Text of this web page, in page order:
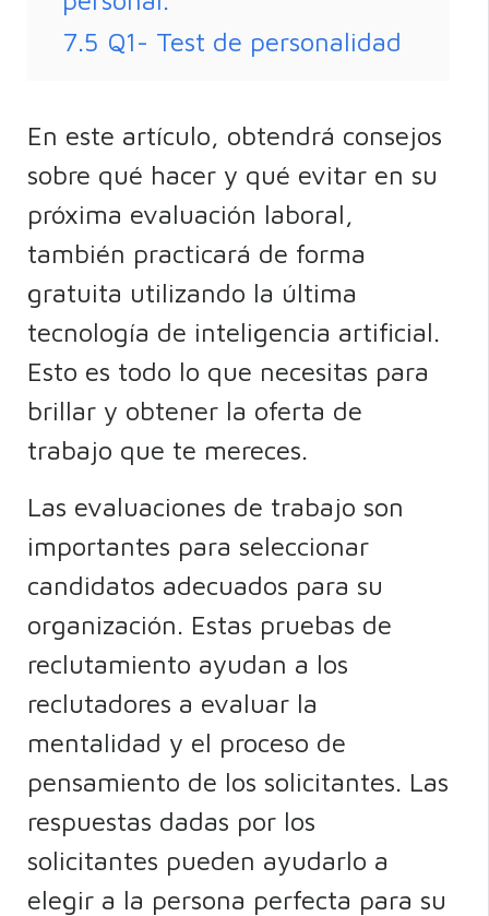
7.5 Q1- Test de personalidad
En este artículo, obtendrá consejos
sobre qué hacer y qué evitar en su
próxima evaluación laboral,
también practicará de forma
gratuita utilizando la última
tecnología de inteligencia artificial.
Esto es todo lo que necesitas para
brillar y obtener la oferta de
trabajo que te mereces.
Las evaluaciones de trabajo son
importantes para seleccionar
candidatos adecuados para su
organización. Estas pruebas de
reclutamiento ayudan a los
reclutadores a evaluar la
mentalidad y el proceso de
pensamiento de los solicitantes. Las
respuestas dadas por los
solicitantes pueden ayudarlo a
elegir a la persona perfecta para su